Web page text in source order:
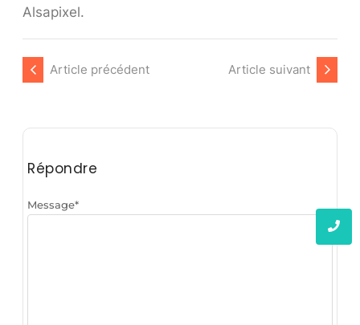
Alsapixel.
Article précédent Article suivant
Répondre
Message*